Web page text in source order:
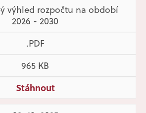
výhled rozpočtu na období
2026 - 2030
.PDF
965 KB
Stáhnout